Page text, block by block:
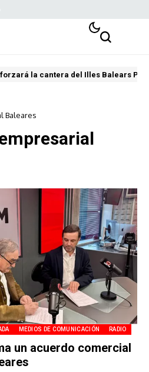
la cantera del Illes Balears
Baleares
MEDIOS DE COMUNICACIÓN RADIO
un acuerdo comercial